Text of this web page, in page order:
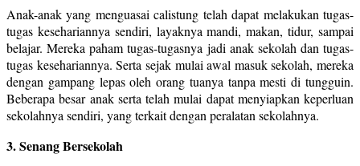
Anak-anak yang menguasai calistung telah dapat melakukan tugas-
tugas kesehariannya sendiri, layaknya mandi, makan, tidur, sampai
belajar. Mereka paham tugas-tugasnya jadi anak sekolah dan tugas-
tugas kesehariannya. Serta sejak mulai awal masuk sekolah, mereka
dengan gampang lepas oleh orang tuanya tanpa mesti di tungguin.
Beberapa besar anak serta telah mulai dapat menyiapkan keperluan
sekolahnya sendiri, yang terkait dengan peralatan sekolahnya.
3. Senang Bersekolah